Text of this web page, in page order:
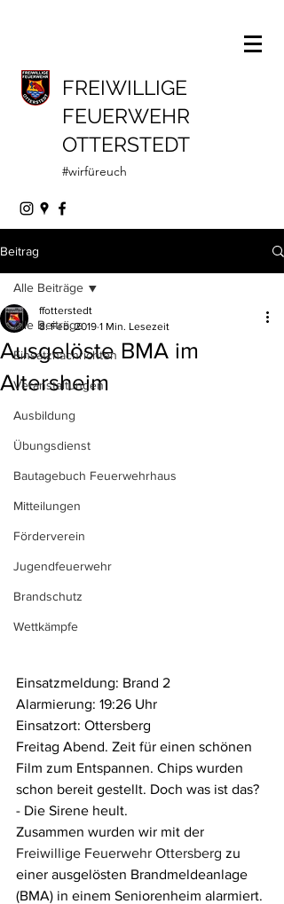
FREIWILLIGE
FEUERWEHR
OTTERSTEDT
#wirfüreuch
Beitrag
Alle Beiträge
Einsatznachrichten
Veranstaltungen
Ausbildung
Übungsdienst
Bautagebuch Feuerwehrhaus
Mitteilungen
Förderverein
Jugendfeuerwehr
Brandschutz
Wettkämpfe
Alle Beiträge
Ausgelöste BMA im
Altersheim
ffotterstedt
8. Feb. 2019 1 Min. Lesezeit
Einsatzmeldung: Brand 2
Alarmierung: 19:26 Uhr
Einsatzort: Ottersberg
Freitag Abend. Zeit für einen schönen
Film zum Entspannen. Chips wurden
schon bereit gestellt. Doch was ist das?
- Die Sirene heult.
Zusammen wurden wir mit der
Freiwillige Feuerwehr Ottersberg zu
einer ausgelösten Brandmeldeanlage
(BMA) in einem Seniorenheim alarmiert.